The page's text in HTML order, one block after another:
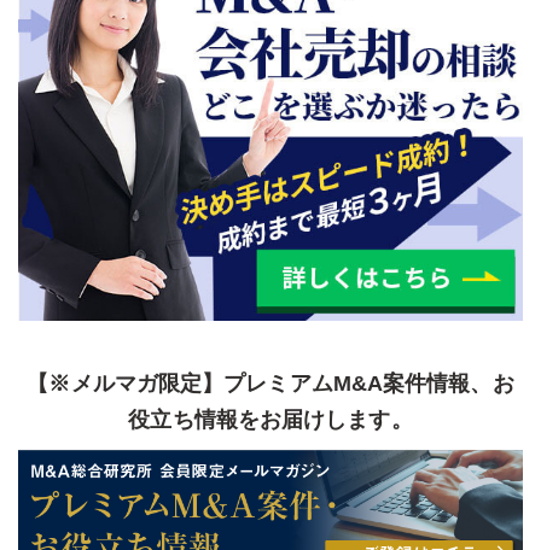
【※メルマガ限定】プレミアムM&A案件情報、お
役立ち情報をお届けします。